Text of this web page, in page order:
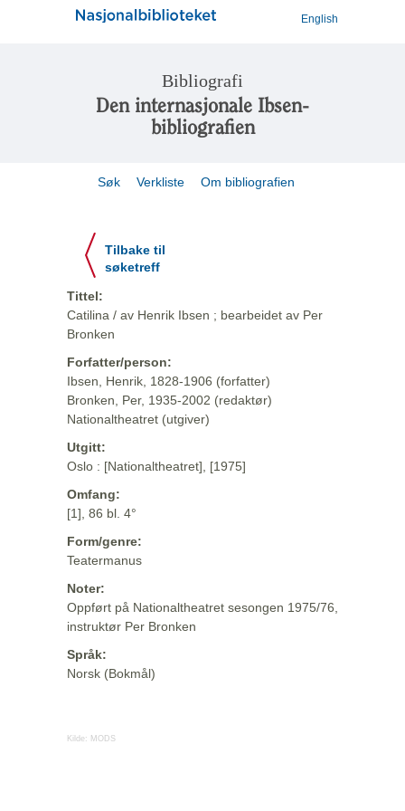
English
Bibliografi
Den internasjonale Ibsen-
bibliografien
Søk Verkliste Om bibliografien
Tilbake til
søketreff
Tittel:
Catilina / av Henrik Ibsen ; bearbeidet av Per
Bronken
Forfatter/person:
Ibsen, Henrik, 1828-1906 (forfatter)
Bronken, Per, 1935-2002 (redaktør)
Nationaltheatret (utgiver)
Utgitt:
Oslo : [Nationaltheatret], [1975]
Omfang:
[1], 86 bl. 4°
Form/genre:
Teatermanus
Noter:
Oppført på Nationaltheatret sesongen 1975/76,
instruktør Per Bronken
Språk:
Norsk (Bokmål)
Kilde: MODS